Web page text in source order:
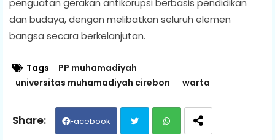
penguatan gerakan antikorupsi berbasis pendidikan
dan budaya, dengan melibatkan seluruh elemen
bangsa secara berkelanjutan.
Tags
PP muhamadiyah
universitas muhamadiyah cirebon
warta
Facebook